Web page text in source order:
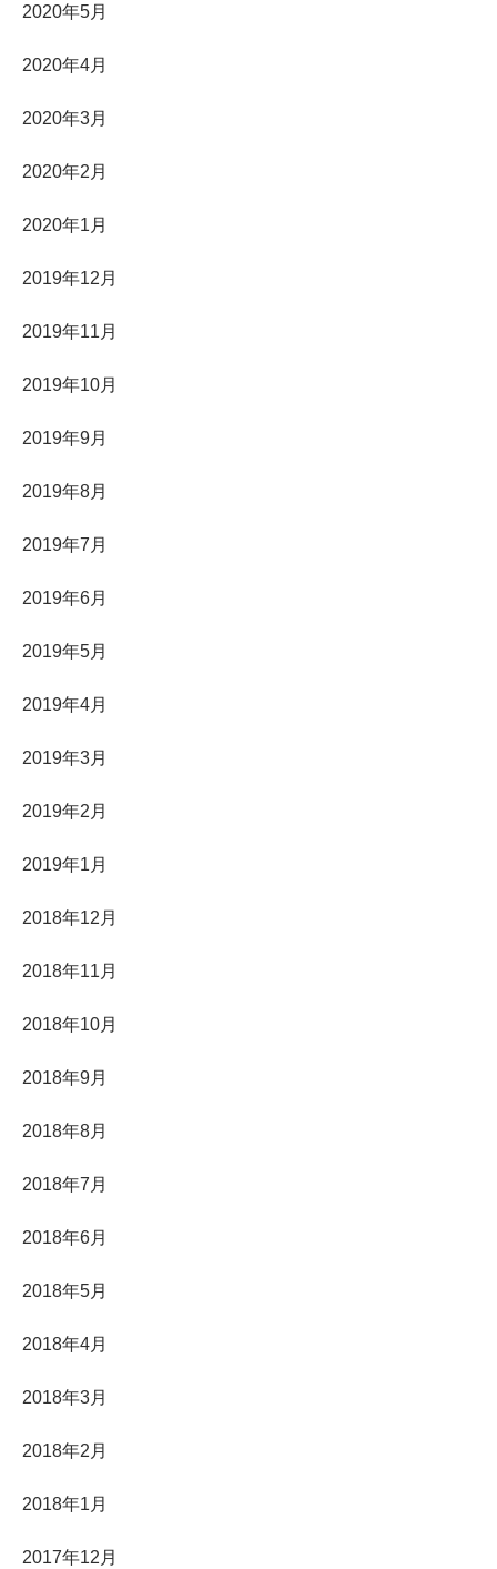
2020年5月
2020年4月
2020年3月
2020年2月
2020年1月
2019年12月
2019年11月
2019年10月
2019年9月
2019年8月
2019年7月
2019年6月
2019年5月
2019年4月
2019年3月
2019年2月
2019年1月
2018年12月
2018年11月
2018年10月
2018年9月
2018年8月
2018年7月
2018年6月
2018年5月
2018年4月
2018年3月
2018年2月
2018年1月
2017年12月